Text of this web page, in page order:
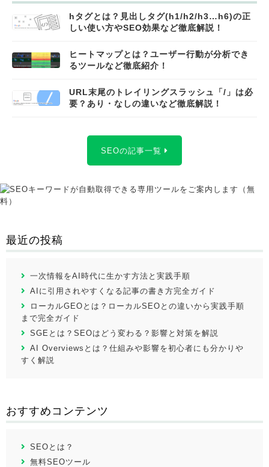
hタグとは？見出しタグ(h1/h2/h3…h6)の正
しい使い方やSEO効果など徹底解説！
ヒートマップとは？ユーザー行動が分析でき
るツールなど徹底紹介！
URL末尾のトレイリングスラッシュ「/」は必
要？あり・なしの違いなど徹底解説！
SEOの記事一覧
最近の投稿
一次情報をAI時代に生かす方法と実践手順
AIに引用されやすくなる記事の書き方完全ガイド
ローカルGEOとは？ローカルSEOとの違いから実践手順
まで完全ガイド
SGEとは？SEOはどう変わる？影響と対策を解説
AI Overviewsとは？仕組みや影響を初心者にも分かりや
すく解説
おすすめコンテンツ
SEOとは？
無料SEOツール